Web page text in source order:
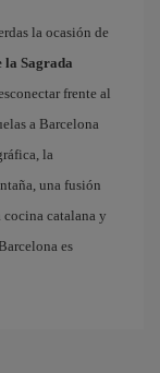
la ocasión de
la Sagrada
frente al
a Barcelona
la
una fusión
cocina catalana y
es